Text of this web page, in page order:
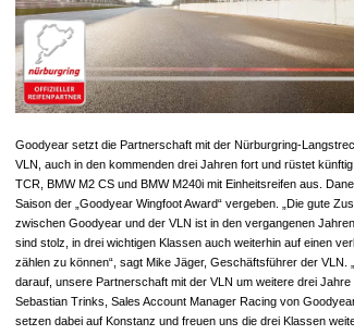
Goodyear setzt die Partnerschaft mit der Nürburgring-
VLN, auch in den kommenden drei Jahren fort und rüstet
TCR, BMW M2 CS und BMW M240i mit Einheitsreifen aus.
Saison der „Goodyear Wingfoot Award“ vergeben. „Die gute
zwischen Goodyear und der VLN ist in den vergangenen
sind stolz, in drei wichtigen Klassen auch weiterhin auf einen
zählen zu können“, sagt Mike Jäger, Geschäftsführer der VLN.
darauf, unsere Partnerschaft mit der VLN um weitere drei Jahre
Sebastian Trinks, Sales Account Manager Racing von
setzen dabei auf Konstanz und freuen uns die drei Klassen